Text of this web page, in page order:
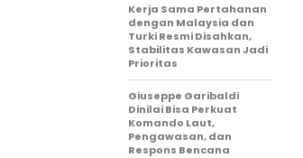
Kerja Sama Pertahanan
dengan Malaysia dan
Turki Resmi Disahkan,
Stabilitas Kawasan Jadi
Prioritas
Giuseppe Garibaldi
Dinilai Bisa Perkuat
Komando Laut,
Pengawasan, dan
Respons Bencana